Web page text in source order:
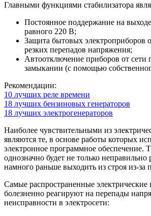
Главными функциями стабилизатора
Постоянное поддержание на
равного 220 В;
Защита бытовых электроприборов
резких перепадов напряжения;
Автоотключение приборов от сети
замыкании (с помощью
Рекомендации:
10 лучших реле времени
18 лучших бензиновых генераторов
18 лучших электрогенераторов
Наиболее чувствительными из
являются те, в основе работы которых
электронное программное обеспечение.
однозначно будет не только неправильно
намного раньше выходить из строя из-за
Самые распространенные
болезненно реагируют на перепады
неисправности в электросети: